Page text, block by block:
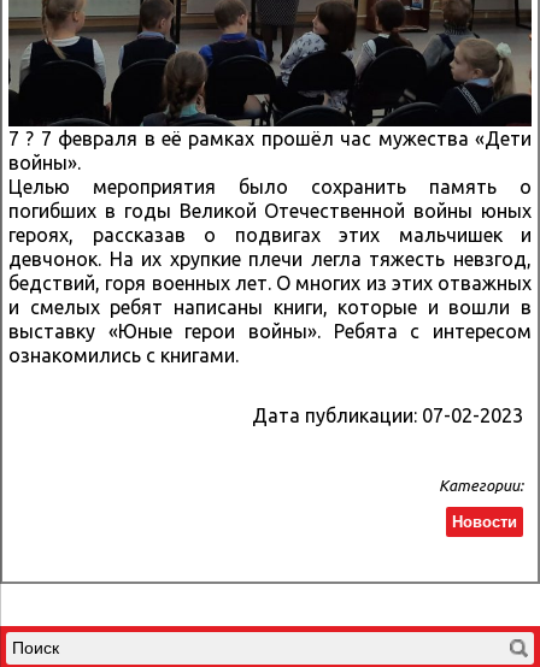
7 ? 7 февраля в её рамках прошёл час мужества «Дети
войны».
Целью мероприятия было сохранить память о
погибших в годы Великой Отечественной войны юных
героях, рассказав о подвигах этих мальчишек и
девчонок. На их хрупкие плечи легла тяжесть невзгод,
бедствий, горя военных лет. О многих из этих отважных
и смелых ребят написаны книги, которые и вошли в
выставку «Юные герои войны». Ребята с интересом
ознакомились с книгами.
Дата публикации: 07-02-2023
Категории:
Новости